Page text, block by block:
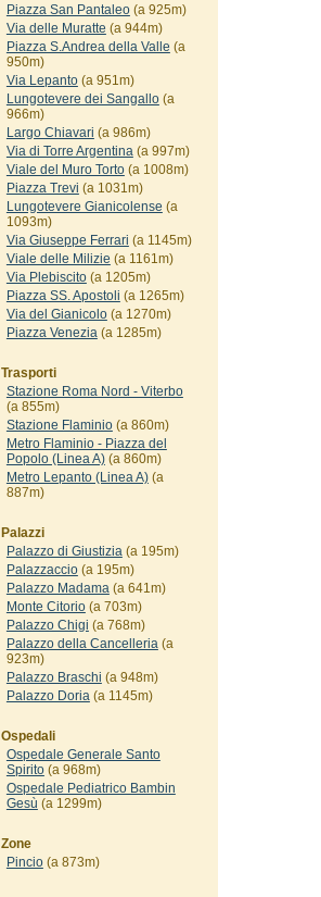
Piazza San Pantaleo(a 925m)
Via delle Muratte (a 944m)
Piazza S.Andrea della Valle (a
950m)
Via Lepanto(a 951m)
Lungotevere dei Sangallo(a
966m)
Largo Chiavari (a 986m)
Via di Torre Argentina(a 997m)
Viale del Muro Torto(a 1008m)
Piazza Trevi (a 1031m)
Lungotevere Gianicolense (a
1093m)
Via Giuseppe Ferrari (a 1145m)
Viale delle Milizie (a 1161m)
Via Plebiscito(a 1205m)
Piazza SS. Apostoli (a 1265m)
Via del Gianicolo(a 1270m)
Piazza Venezia(a 1285m)
Trasporti
Stazione Roma Nord - Viterbo
(a 855m)
Stazione Flaminio(a 860m)
Metro Flaminio - Piazza del
Popolo (Linea A)(a 860m)
Metro Lepanto (Linea A)(a
887m)
Palazzi
Palazzo di Giustizia(a 195m)
Palazzaccio(a 195m)
Palazzo Madama(a 641m)
Monte Citorio(a 703m)
Palazzo Chigi (a 768m)
Palazzo della Cancelleria(a
923m)
Palazzo Braschi (a 948m)
Palazzo Doria(a 1145m)
Ospedali
Ospedale Generale Santo
Spirito(a 968m)
Ospedale Pediatrico Bambin
Gesù (a 1299m)
Zone
Pincio(a 873m)